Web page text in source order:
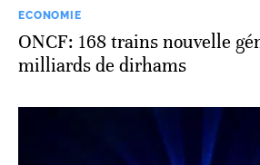
ECONOMIE
ONCF: 168 trains nouvelle
milliards de dirhams